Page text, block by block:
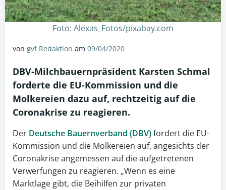
Foto: Alexas_Fotos/pixabay.com
von gvf Redaktion am 09/04/2020
DBV-Milchbauernpräsident Karsten Schmal
forderte die EU-Kommission und die
Molkereien dazu auf, rechtzeitig auf die
Coronakrise zu reagieren.
Der Deutsche Bauernverband (DBV)fordert die EU-
Kommission und die Molkereien auf, angesichts der
Coronakrise angemessen auf die aufgetretenen
Verwerfungen zu reagieren. „Wenn es eine
Marktlage gibt, die Beihilfen zur privaten